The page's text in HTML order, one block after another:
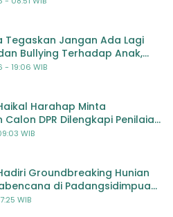
Tegaskan Jangan Ada Lagi
Bullying Terhadap Anak,
Seluruh Pihak
19:06 WIB
Harahap Minta
DPR Dilengkapi Penilaian
WIB
Groundbreaking Hunian
di Padangsidimpuan,
bagi Penyintas
WIB